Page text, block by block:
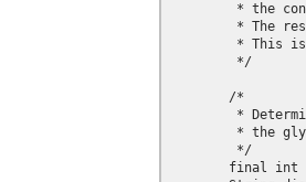
* the
* The
* This
         */
        /*
*
* the
         */
final int